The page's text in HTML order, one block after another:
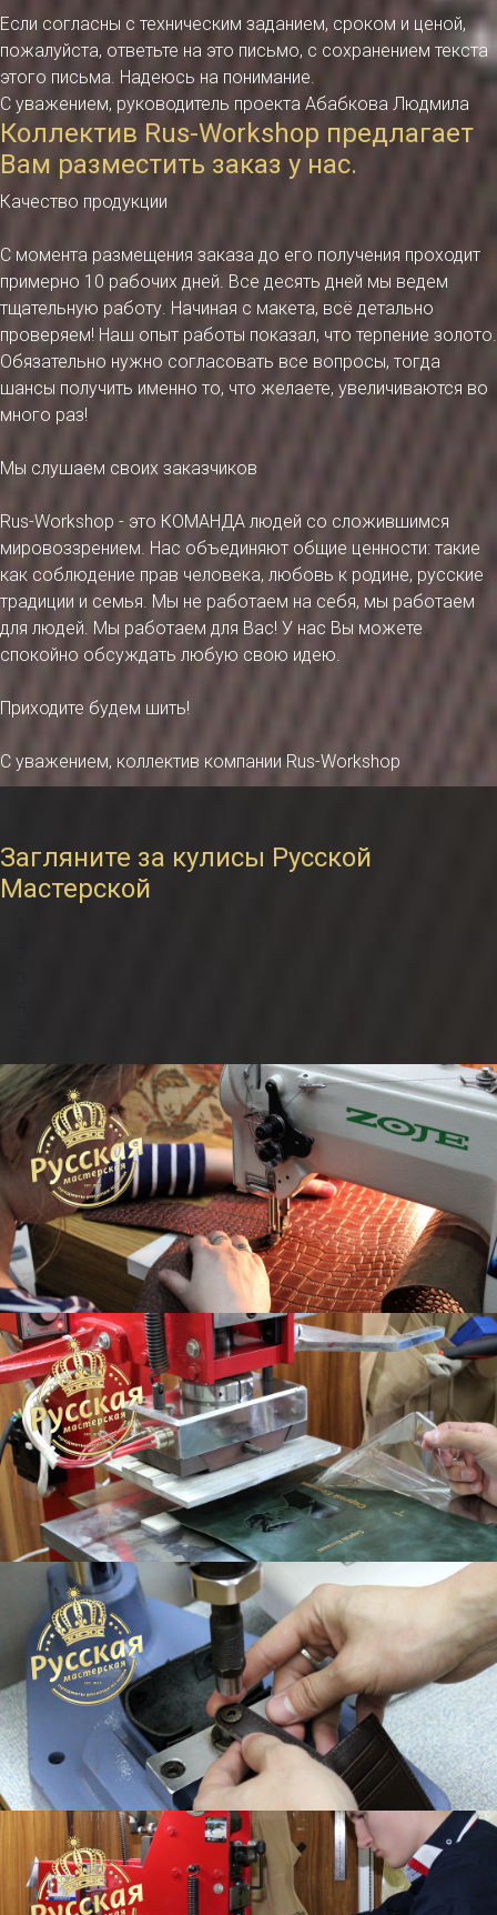
Если согласны с техническим заданием, сроком и ценой,
пожалуйста, ответьте на это письмо, с сохранением текста
этого письма. Надеюсь на понимание.
С уважением, руководитель проекта Абабкова Людмила
Коллектив Rus-Workshop предлагает
Вам разместить заказ у нас.
Качество продукции
С момента размещения заказа до его получения проходит
примерно 10 рабочих дней. Все десять дней мы ведем
тщательную работу. Начиная с макета, всё детально
проверяем! Наш опыт работы показал, что терпение золото.
Обязательно нужно согласовать все вопросы, тогда
шансы получить именно то, что желаете, увеличиваются во
много раз!
Мы слушаем своих заказчиков
Rus-Workshop - это КОМАНДА людей со сложившимся
мировоззрением. Нас объединяют общие ценности: такие
как соблюдение прав человека, любовь к родине, русские
традиции и семья. Мы не работаем на себя, мы работаем
для людей. Мы работаем для Вас! У нас Вы можете
спокойно обсуждать любую свою идею.
Приходите будем шить!
С уважением, коллектив компании Rus-Workshop
Загляните за кулисы Русской
Мастерской